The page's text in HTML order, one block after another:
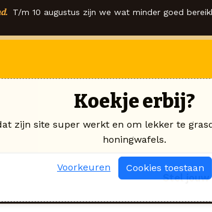
T/m 10 augustus zijn we wat minder goed
Stel jouw
Koekje erbij?
zijn site super werkt en om lekker te
honingwafels.
Voorkeuren Cookies toestaan